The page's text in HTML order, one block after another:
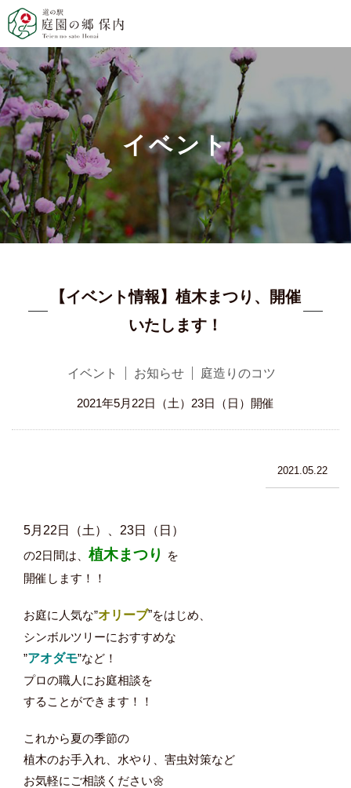
イベント
【イベント情報】植木まつり、開催
いたします！
イベント お知らせ 庭造りのコツ
2021年5月22日（土）23日（日）開催
2021.05.22
5月22日（土）、23日（日）
の2日間は、 植木まつり
を
開催します！！
お庭に人気な”オリーブ”をはじめ、
シンボルツリーにおすすめな
”アオダモ”など！
プロの職人にお庭相談を
することができます！！
これから夏の季節の
植木のお手入れ、水やり、害虫対策など
お気軽にご相談ください🌼